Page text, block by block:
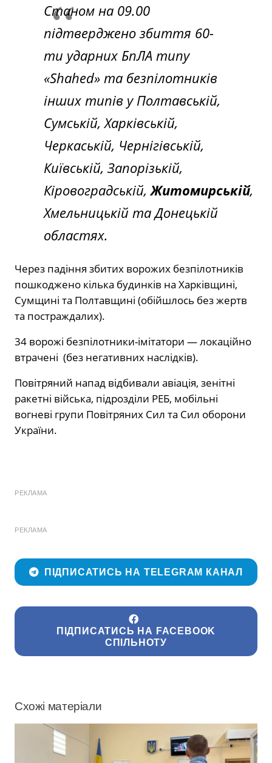
Станом на 09.00
підтверджено збиття 60-
ти ударних БпЛА типу
«Shahed» та безпілотників
інших типів у Полтавській,
Сумській, Харківській,
Черкаській, Чернігівській,
Київській, Запорізькій,
Кіровоградській,Житомирській,
Хмельницькій та Донецькій
областях.
Через падіння збитих ворожих безпілотників
пошкоджено кілька будинків на Харківщині,
Сумщині та Полтавщині (обійшлось без жертв
та постраждалих).
34 ворожі безпілотники-імітатори — локаційно
втрачені (без негативних наслідків).
Повітряний напад відбивали авіація, зенітні
ракетні війська, підрозділи РЕБ, мобільні
вогневі групи Повітряних Сил та Сил оборони
України.
РЕКЛАМА
РЕКЛАМА
ПІДПИСАТИСЬ НА TELEGRAM КАНАЛ
ПІДПИСАТИСЬ НА FACEBOOK
СПІЛЬНОТУ
Схожі матеріали